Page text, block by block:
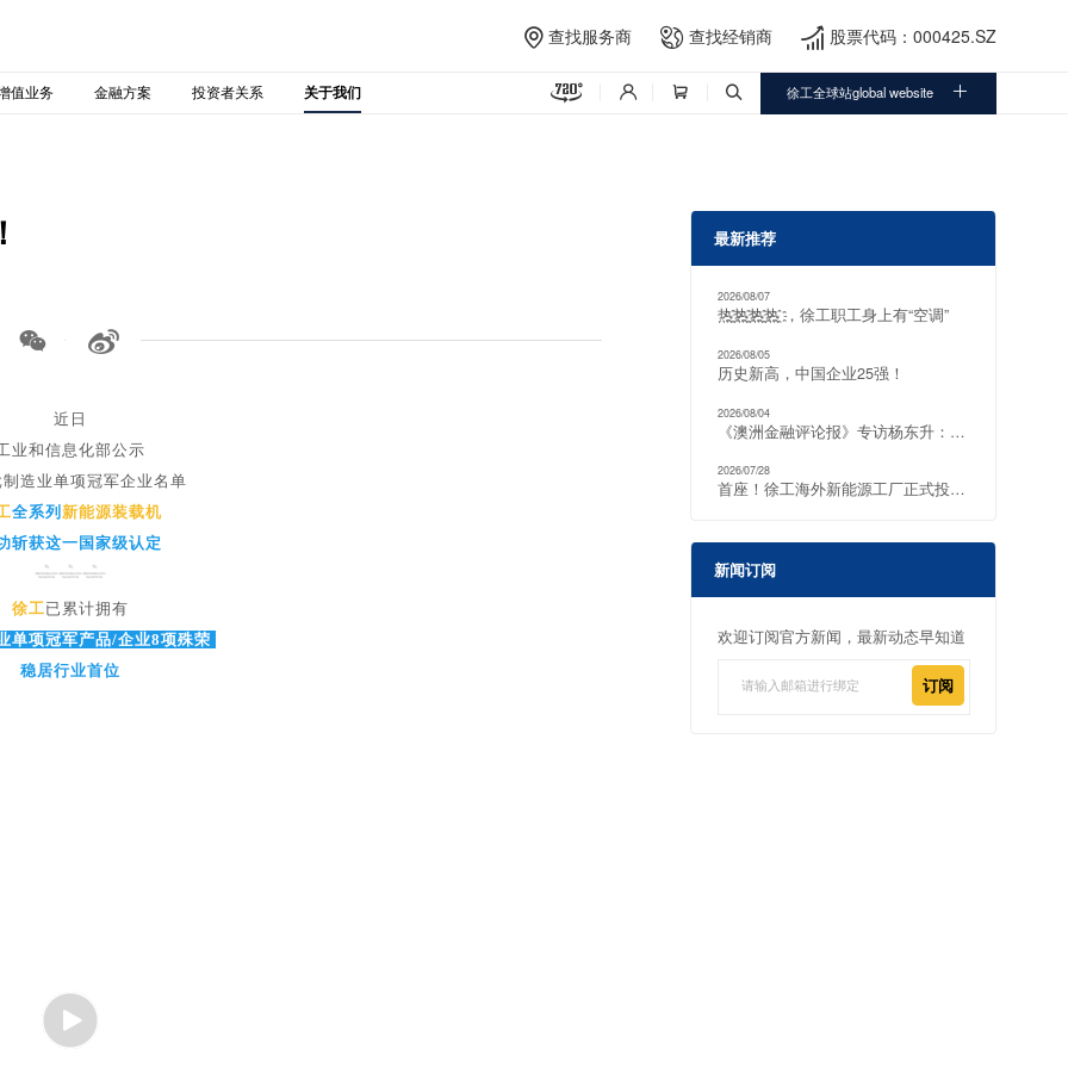
 查找服务商  查找经销商  股票代码：000425.SZ
值业务 金融方案 投资者关系 关于我们     徐工全球站global website 
 
近日
业和信息化部公示
造业单项冠军企业名单
全系列 新能源装载机
斩获这一国家级认定
徐工已累计拥有
单项冠军产品/企业8项殊荣
稳居行业首位
最新推荐
2026/08/07
热҈热҈热҈热҈ ，徐工职工身上有“空调”
2026/08/05
历史新高，中国企业25强！
2026/08/04
《澳洲金融评论报》专访杨东升：把电动化矿山方案推向全球
2026/07/28
首座！徐工海外新能源工厂正式投产！
新闻订阅
欢迎订阅官方新闻，最新动态早知道
订阅